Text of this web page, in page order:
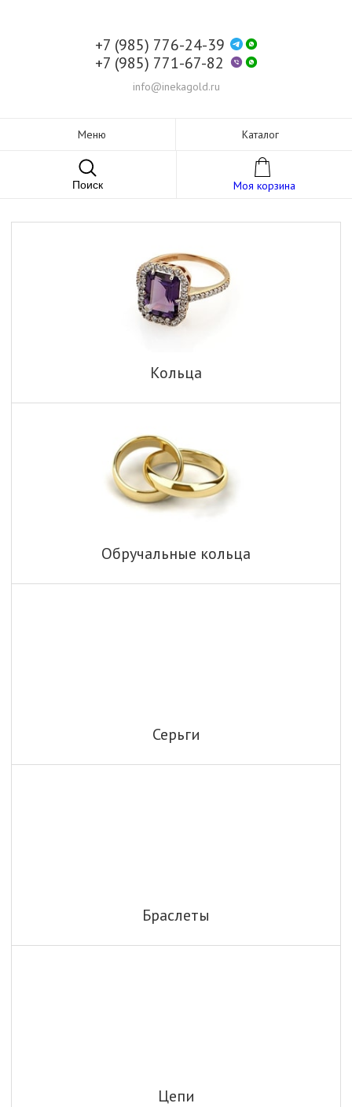
+7 (985) 776-24-39
+7 (985) 771-67-82
info@inekagold.ru
Меню Каталог
Поиск Моя корзина
Кольца
Обручальные кольца
Серьги
Браслеты
Цепи